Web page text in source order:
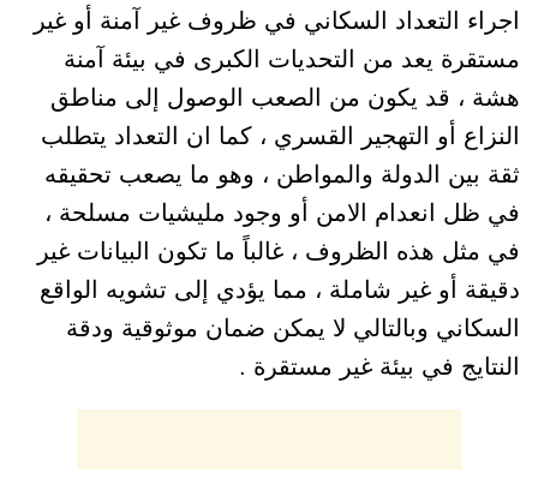
اجراء التعداد السكاني في ظروف غير آمنة أو غير
مستقرة يعد من التحديات الكبرى في بيئة آمنة
هشة ، قد يكون من الصعب الوصول إلى مناطق
النزاع أو التهجير القسري ، كما ان التعداد يتطلب
ثقة بين الدولة والمواطن ، وهو ما يصعب تحقيقه
في ظل انعدام الامن أو وجود مليشيات مسلحة ،
في مثل هذه الظروف ، غالباً ما تكون البيانات غير
دقيقة أو غير شاملة ، مما يؤدي إلى تشويه الواقع
السكاني وبالتالي لا يمكن ضمان موثوقية ودقة
النتايج في بيئة غير مستقرة .